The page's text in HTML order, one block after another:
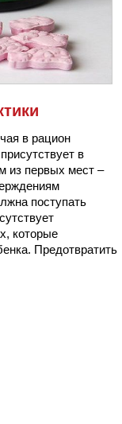
в рацион
в
из первых мест –
поступать
которые
Предотвратить